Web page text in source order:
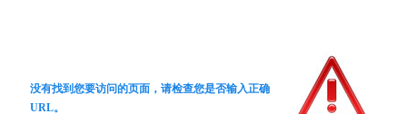
没有找到您要访问的页面，请检查您是否输入正确
URL。